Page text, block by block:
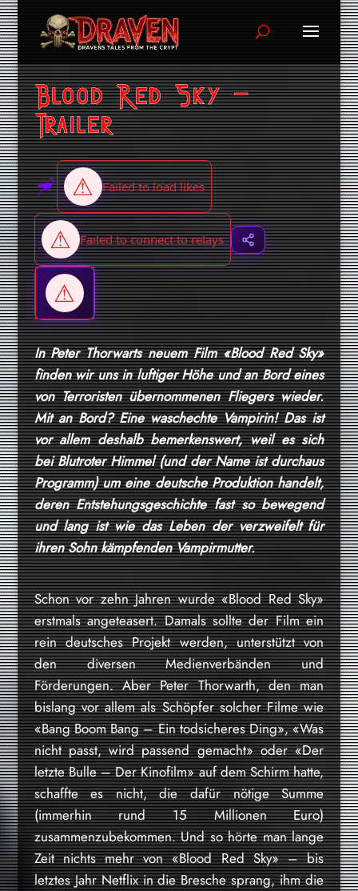
Blood Red Sky –
Trailer
In Peter Thorwarts neuem Film «Blood Red Sky»
finden wir uns in luftiger Höhe und an Bord eines
von Terroristen übernommenen Fliegers wieder.
Mit an Bord? Eine waschechte Vampirin! Das ist
vor allem deshalb bemerkenswert, weil es sich
bei Blutroter Himmel (und der Name ist durchaus
Programm) um eine deutsche Produktion handelt,
deren Entstehungsgeschichte fast so bewegend
und lang ist wie das Leben der verzweifelt für
ihren Sohn kämpfenden Vampirmutter.
Schon vor zehn Jahren wurde «Blood Red Sky»
erstmals angeteasert. Damals sollte der Film ein
rein deutsches Projekt werden, unterstützt von
den diversen Medienverbänden und
Förderungen. Aber Peter Thorwarth, den man
bislang vor allem als Schöpfer solcher Filme wie
«Bang Boom Bang – Ein todsicheres Ding», «Was
nicht passt, wird passend gemacht» oder «Der
letzte Bulle – Der Kinofilm» auf dem Schirm hatte,
schaffte es nicht, die dafür nötige Summe
(immerhin rund 15 Millionen Euro)
zusammenzubekommen. Und so hörte man lange
Zeit nichts mehr von «Blood Red Sky» – bis
letztes Jahr Netflix in die Bresche sprang, ihm die